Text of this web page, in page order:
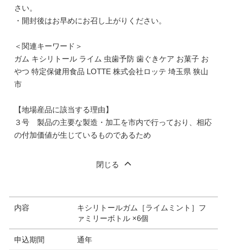
さい。
・開封後はお早めにお召し上がりください。
＜関連キーワード＞
ガム キシリトール ライム 虫歯予防 歯ぐきケア お菓子 お
やつ 特定保健用食品 LOTTE 株式会社ロッテ 埼玉県 狭山
市
【地場産品に該当する理由】
３号 製品の主要な製造・加工を市内で行っており、相応
の付加価値が生じているものであるため
閉じる
内容
キシリトールガム［ライムミント］フ
ァミリーボトル ×6個
申込期間 通年